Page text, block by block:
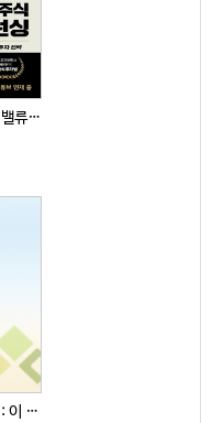
라오어의 미국주식 밸류 리밸런싱 : 경제적 자유로 향하...
제미나이 주식투자 : 이 주식 살까, 말까?